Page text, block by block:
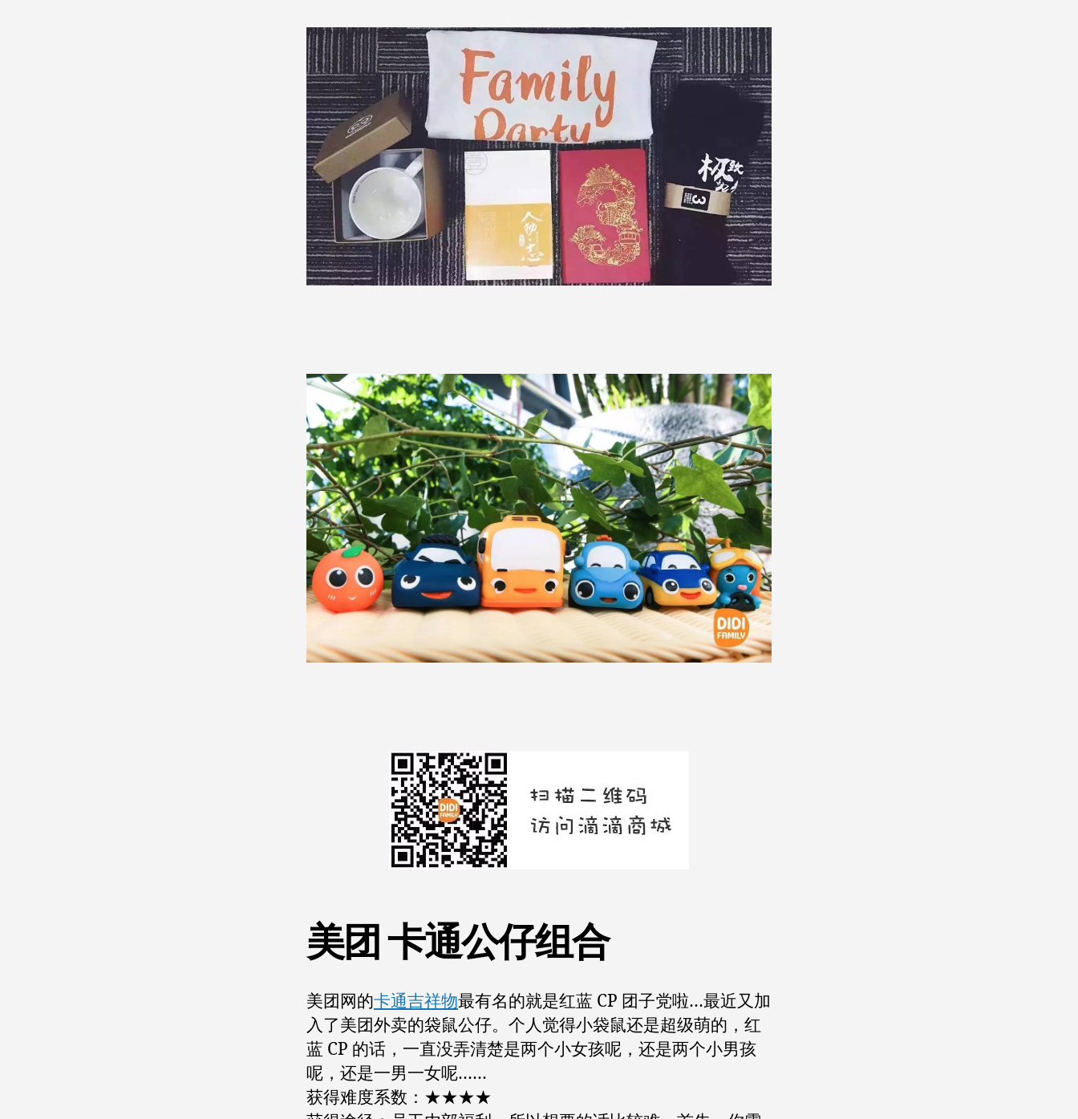
美团 卡通公仔组合
美团网的卡通吉祥物最有名的就是红蓝 CP 团子党啦…最近又加
入了美团外卖的袋鼠公仔。个人觉得小袋鼠还是超级萌的，红
蓝 CP 的话，一直没弄清楚是两个小女孩呢，还是两个小男孩
呢，还是一男一女呢……
获得难度系数：★★★★